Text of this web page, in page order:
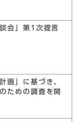
会」第1次提言
画」に基づき、
ための調査を開